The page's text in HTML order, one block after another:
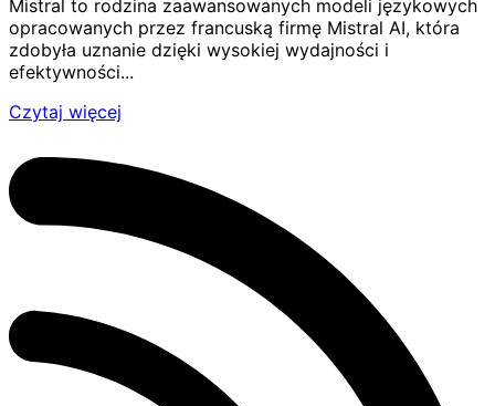
Mistral to rodzina zaawansowanych modeli językowych
opracowanych przez francuską firmę Mistral AI, która
zdobyła uznanie dzięki wysokiej wydajności i
efektywności...
Czytaj więcej